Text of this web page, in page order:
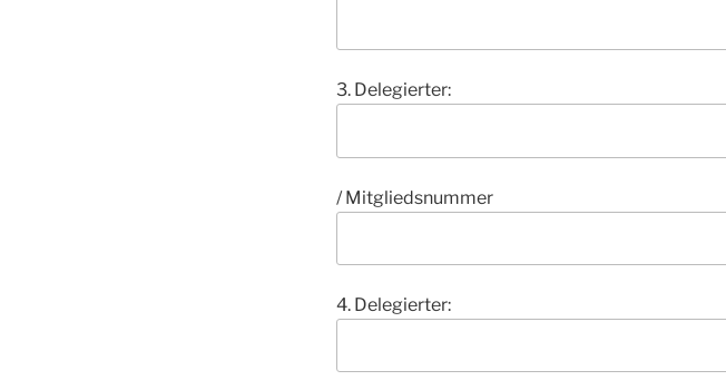
3. Delegierter:
/ Mitgliedsnummer
4. Delegierter: